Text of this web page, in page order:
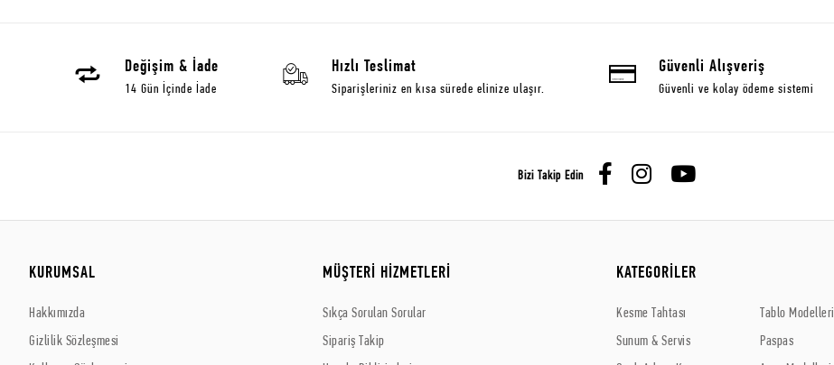
Değişim & İade
14 Gün İçinde İade
Hızlı Teslimat
Siparişleriniz en kısa sürede elinize ulaşır.
Güvenli Alışveriş
Güvenli ve kolay ödeme sistemi
Bizi Takip Edin
KURUMSAL
Hakkımızda
Gizlilik Sözleşmesi
MÜŞTERİ HİZMETLERİ
Sıkça Sorulan Sorular
Sipariş Takip
KATEGORİLER
Kesme Tahtası
Sunum & Servis
Tablo Modelleri
Paspas